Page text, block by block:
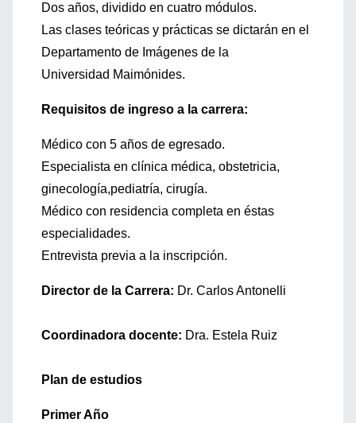
Dos años, dividido en cuatro módulos.
Las clases teóricas y prácticas se dictarán en el
Departamento de Imágenes de la
Universidad Maimónides.
Requisitos de ingreso a la carrera:
Médico con 5 años de egresado.
Especialista en clínica médica, obstetricia,
ginecología,pediatría, cirugía.
Médico con residencia completa en éstas
especialidades.
Entrevista previa a la inscripción.
Director de la Carrera: Dr. Carlos Antonelli
Coordinadora docente: Dra. Estela Ruiz
Plan de estudios
Primer Año